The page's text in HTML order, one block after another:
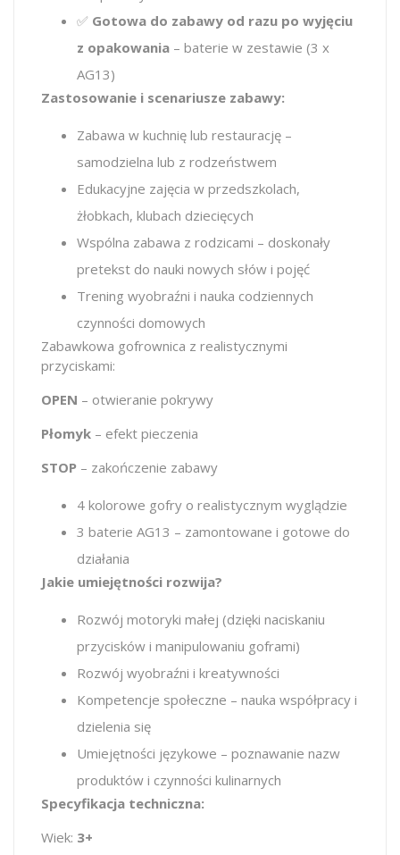
✅ Gotowa do zabawy od razu po wyjęciu
z opakowania – baterie w zestawie (3 x
AG13)
Zastosowanie i scenariusze zabawy:
Zabawa w kuchnię lub restaurację –
samodzielna lub z rodzeństwem
Edukacyjne zajęcia w przedszkolach,
żłobkach, klubach dziecięcych
Wspólna zabawa z rodzicami – doskonały
pretekst do nauki nowych słów i pojęć
Trening wyobraźni i nauka codziennych
czynności domowych
Zabawkowa gofrownica z realistycznymi
przyciskami:
OPEN – otwieranie pokrywy
Płomyk – efekt pieczenia
STOP – zakończenie zabawy
4 kolorowe gofry o realistycznym wyglądzie
3 baterie AG13 – zamontowane i gotowe do
działania
Jakie umiejętności rozwija?
Rozwój motoryki małej (dzięki naciskaniu
przycisków i manipulowaniu goframi)
Rozwój wyobraźni i kreatywności
Kompetencje społeczne – nauka współpracy i
dzielenia się
Umiejętności językowe – poznawanie nazw
produktów i czynności kulinarnych
Specyfikacja techniczna:
Wiek: 3+